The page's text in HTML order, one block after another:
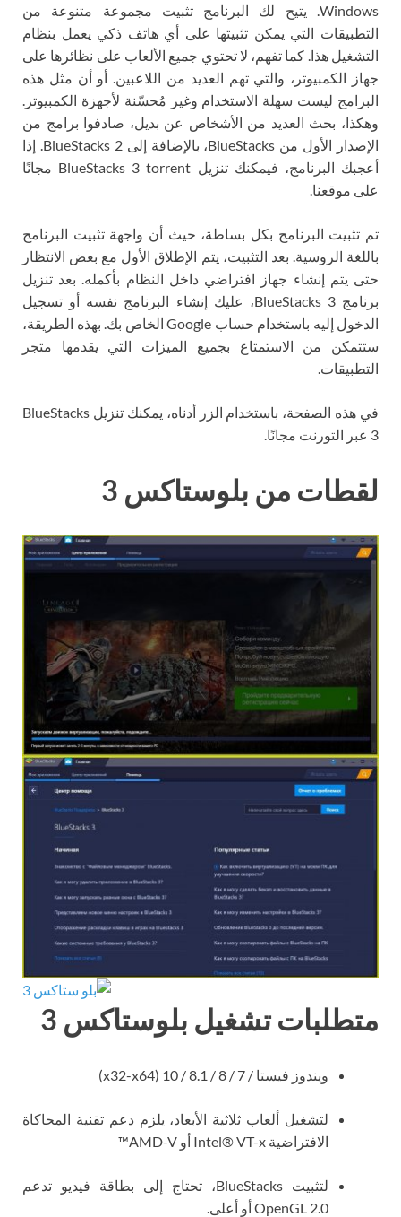
Windows. يتيح لك البرنامج تثبيت مجموعة متنوعة من
التطبيقات التي يمكن تثبيتها على أي هاتف ذكي يعمل بنظام
التشغيل هذا. كما تفهم، لا تحتوي جميع الألعاب على نظائرها على
جهاز الكمبيوتر، والتي تهم العديد من اللاعبين. أو أن مثل هذه
البرامج ليست سهلة الاستخدام وغير مُحسّنة لأجهزة الكمبيوتر.
وهكذا، بحث العديد من الأشخاص عن بديل، صادفوا برامج من
الإصدار الأول من BlueStacks، بالإضافة إلى BlueStacks 2. إذا
أعجبك البرنامج، فيمكنك تنزيل BlueStacks 3 torrent مجانًا
على موقعنا.
تم تثبيت البرنامج بكل بساطة، حيث أن واجهة تثبيت البرنامج
باللغة الروسية. بعد التثبيت، يتم الإطلاق الأول مع بعض الانتظار
حتى يتم إنشاء جهاز افتراضي داخل النظام بأكمله. بعد تنزيل
برنامج BlueStacks 3، عليك إنشاء البرنامج نفسه أو تسجيل
الدخول إليه باستخدام حساب Google الخاص بك. بهذه الطريقة،
ستتمكن من الاستمتاع بجميع الميزات التي يقدمها متجر
التطبيقات.
في هذه الصفحة، باستخدام الزر أدناه، يمكنك تنزيل BlueStacks
3 عبر التورنت مجانًا.
لقطات من بلوستاكس 3
متطلبات تشغيل بلوستاكس 3
ويندوز فيستا / 7 / 8 / 8.1 / 10 (x32-x64)
لتشغيل ألعاب ثلاثية الأبعاد، يلزم دعم تقنية المحاكاة
الافتراضية Intel® VT-x أو AMD-V™
لتثبيت BlueStacks، تحتاج إلى بطاقة فيديو تدعم
OpenGL 2.0 أو أعلى.